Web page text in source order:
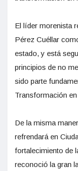
El líder morenista
Pérez Cuéllar
estado, y está
principios de no
sido parte
Transformación
De la misma
refrendará en
fortalecimiento de
reconoció la gran